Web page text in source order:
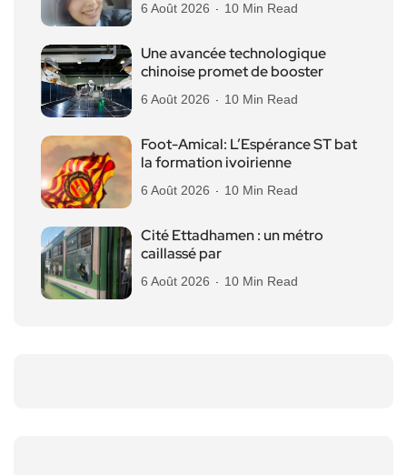
6 Août 2026 10 Min Read
Une avancée technologique
chinoise promet de booster
6 Août 2026 10 Min Read
Foot-Amical: L’Espérance ST bat
la formation ivoirienne
6 Août 2026 10 Min Read
Cité Ettadhamen : un métro
caillassé par
6 Août 2026 10 Min Read